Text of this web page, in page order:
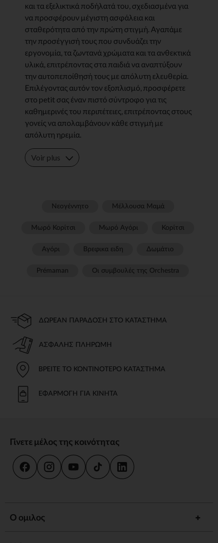
και τα εξελικτικά ποδήλατά του, σχεδιασμένα για
να προσφέρουν μέγιστη ασφάλεια και
σταθερότητα από την πρώτη στιγμή. Αγαπάμε
την προσέγγισή τους που συνδυάζει την
εργονομία, τα ζωντανά χρώματα και τα ανθεκτικά
υλικά, επιτρέποντας στα παιδιά να αναπτύξουν
την αυτοπεποίθησή τους με απόλυτη ελευθερία.
Επιλέγοντας αυτόν τον εξοπλισμό, προσφέρετε
στο petit σας έναν πιστό σύντροφο για τις
καθημερινές του περιπέτειες, επιτρέποντας στους
γονείς να απολαμβάνουν κάθε στιγμή με
απόλυτη ηρεμία.
Voir plus
Νεογέννητο Μέλλουσα Μαμά
Μωρό Κορίτσι Μωρό Αγόρι Κορίτσι
Αγόρι Βρεφικα ειδη Δωμάτιο
Prémaman Οι συμβουλές της Orchestra​
ΔΩΡΕΆΝ ΠΑΡΆΔΟΣΗ ΣΤΟ ΚΑΤΆΣΤΗΜΑ
ΑΣΦΑΛΉΣ ΠΛΗΡΩΜΉ
ΒΡΕΊΤΕ ΤΟ ΚΟΝΤΙΝΌΤΕΡΟ ΚΑΤΆΣΤΗΜΑ
ΕΦΑΡΜΟΓΉ ΓΙΑ ΚΙΝΗΤΆ
Γίνετε μέλος της κοινότητας
Ο ομιλος